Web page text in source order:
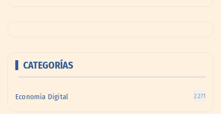
CATEGORÍAS
Economía Digital 2.271